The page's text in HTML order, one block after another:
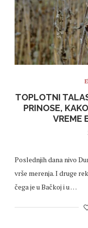
TOPLOTNI
PRINOSE,
VREME
Poslednjih dana nivo
vrše merenja. I druge
čega je u Bačkoj i u …